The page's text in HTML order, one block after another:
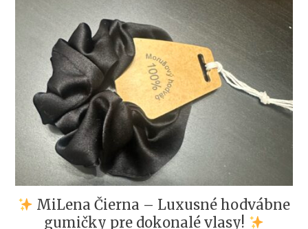
MiLena Čierna – Luxusné hodvábne
gumičky pre dokonalé vlasy!